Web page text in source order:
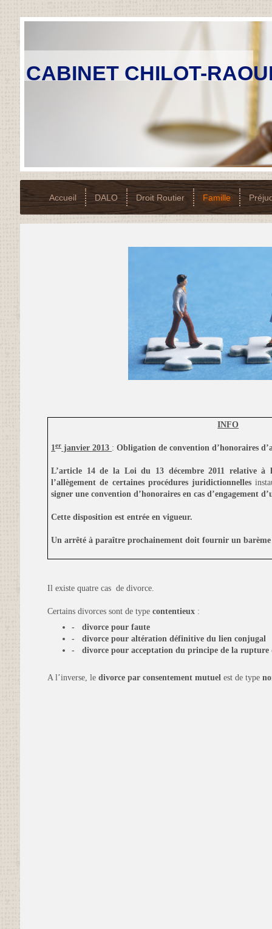
CABINET CHILOT-
Accueil DALO Droit Routier Famille
INFO
1erjanvier 2013 :Obligation de convention d’honoraires
L’article 14 de la Loi du 13 décembre 2011 relative
l’allègement de certaines procédures juridictionnelles
signer une convention d’honoraires en cas d’engagement
Cette disposition est entrée en vigueur.
Un arrêté à paraître prochainement doit fournir un
Il existe quatre cas de divorce.
Certains divorces sont de type contentieux:
-
divorce pour faute
-
divorce pour altération définitive du lien conjugal
-
divorce pour acceptation du principe de la rupture
A l’inverse, le divorce par consentement mutuel est de type